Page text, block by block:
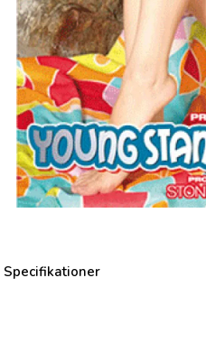
Specifikationer